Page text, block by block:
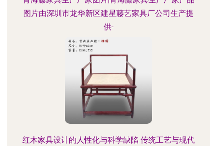
图片由深圳市龙华新区建星藤艺家具厂公司生产提
供-
红木家具设计的人性化与科学缺陷 传统工艺与现代